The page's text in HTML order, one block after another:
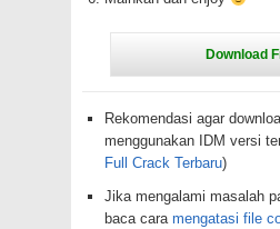
Rekomendasi agar
menggunakan IDM versi
Full Crack Terbaru)
Jika mengalami masalah
baca cara mengatasi file